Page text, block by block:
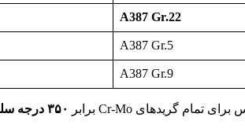
A387 Gr.22
A387 Gr.5
A387 Gr.9
۳۵۰ درجه سلسیوس